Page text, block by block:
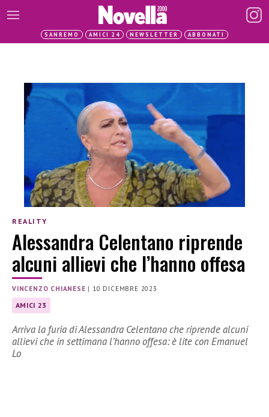
SANREMO AMICI 24 NEWSLETTER ABBONATI
REALITY
Alessandra Celentano riprende
alcuni allievi che l’hanno offesa
VINCENZO CHIANESE | 10 DICEMBRE 2023
AMICI 23
Arriva la furia di Alessandra Celentano che riprende alcuni
allievi che in settimana l’hanno offesa: è lite con Emanuel
Lo